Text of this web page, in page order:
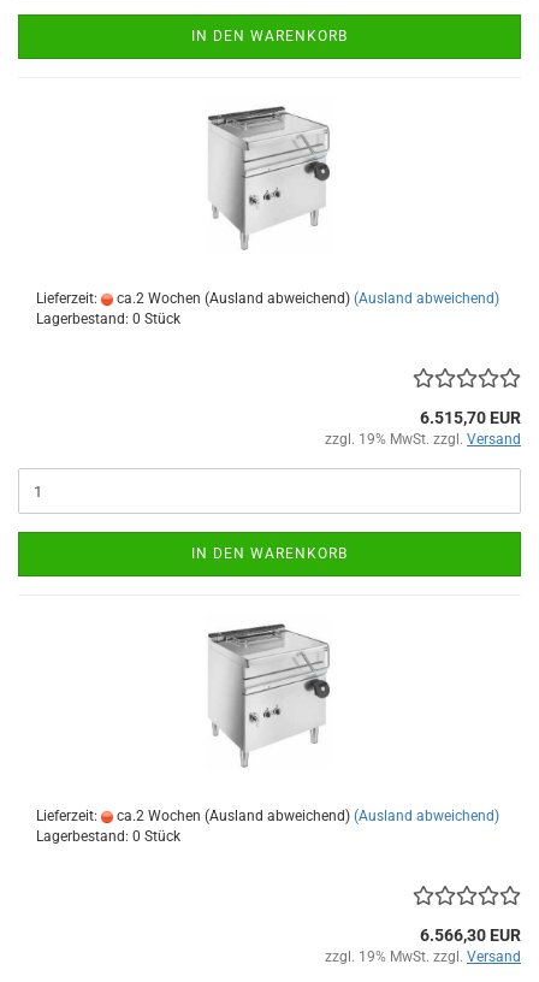
IN DEN WARENKORB
Lieferzeit: ca.2 Wochen (Ausland abweichend) (Ausland abweichend)
Lagerbestand: 0 Stück
6.515,70 EUR
zzgl. 19% MwSt. zzgl. Versand
IN DEN WARENKORB
Lieferzeit: ca.2 Wochen (Ausland abweichend) (Ausland abweichend)
Lagerbestand: 0 Stück
6.566,30 EUR
zzgl. 19% MwSt. zzgl. Versand